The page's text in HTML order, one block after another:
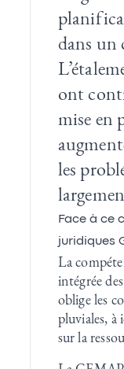
dans un
ont
mise en
les
Face à ce
juridiques
La
intégrée
oblige les
pluviales,
sur la